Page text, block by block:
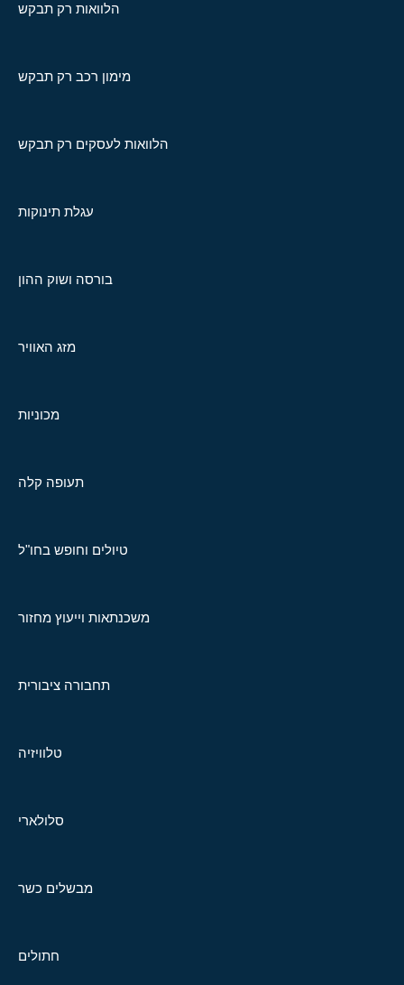
הלוואות רק תבקש
מימון רכב רק תבקש
הלוואות לעסקים רק תבקש
עגלת תינוקות
בורסה ושוק ההון
מזג האוויר
מכוניות
תעופה קלה
טיולים וחופש בחו"ל
משכנתאות וייעוץ מחזור
תחבורה ציבורית
טלוויזיה
סלולארי
מבשלים כשר
חתולים